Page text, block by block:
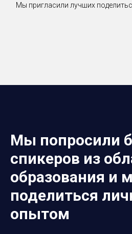
Мы пригласили лучших
Мы попросили
спикеров из
образования и
поделиться
опытом